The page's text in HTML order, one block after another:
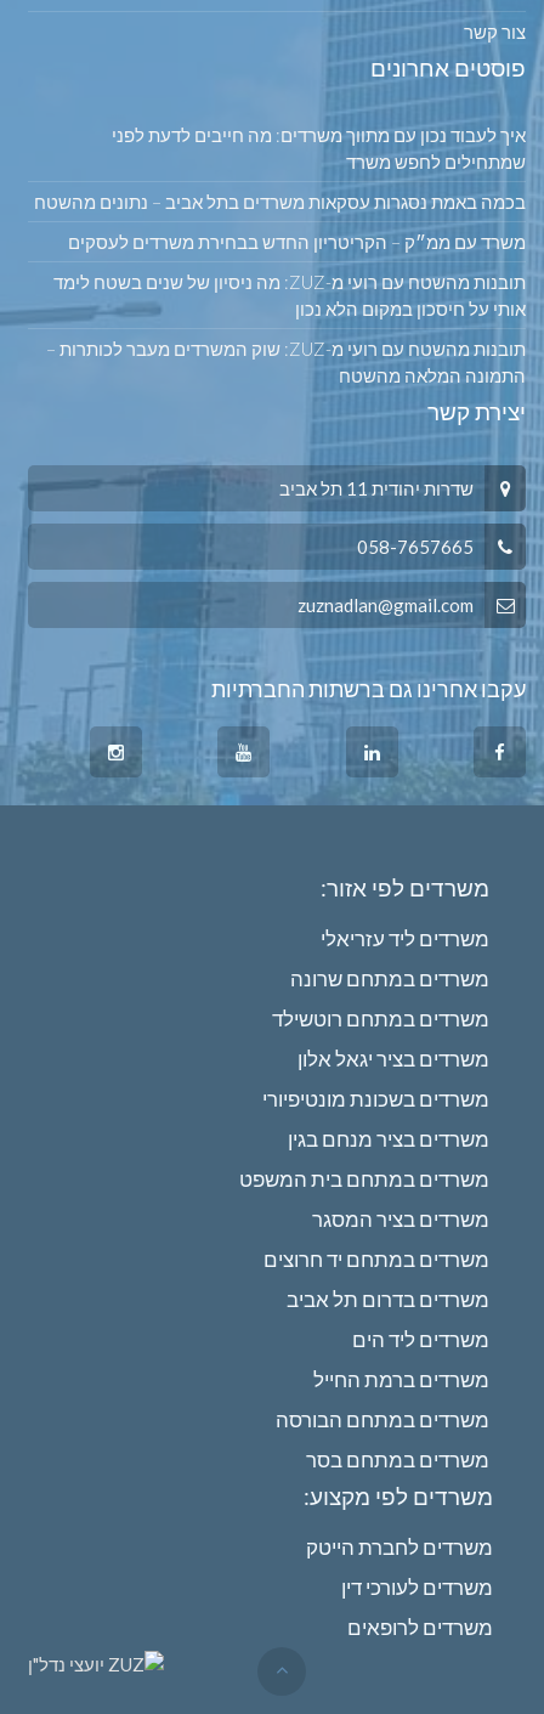
צור קשר
פוסטים אחרונים
איך לעבוד נכון עם מתווך משרדים: מה חייבים לדעת לפני
שמתחילים לחפש משרד
בכמה באמת נסגרות עסקאות משרדים בתל אביב – נתונים מהשטח
משרד עם ממ״ק – הקריטריון החדש בבחירת משרדים לעסקים
תובנות מהשטח עם רועי מ-ZUZ: מה ניסיון של שנים בשטח לימד
אותי על חיסכון במקום הלא נכון
תובנות מהשטח עם רועי מ-ZUZ: שוק המשרדים מעבר לכותרות –
התמונה המלאה מהשטח
יצירת קשר
שדרות יהודית 11 תל אביב
עקבו אחרינו גם ברשתות החברתיות
משרדים לפי אזור:
משרדים ליד עזריאלי
משרדים במתחם שרונה
משרדים במתחם רוטשילד
משרדים בציר יגאל אלון
משרדים בשכונת מונטיפיורי
משרדים בציר מנחם בגין
משרדים במתחם בית המשפט
משרדים בציר המסגר
משרדים במתחם יד חרוצים
משרדים בדרום תל אביב
משרדים ליד הים
משרדים ברמת החייל
משרדים במתחם הבורסה
משרדים במתחם בסר
משרדים לפי מקצוע:
משרדים לחברת הייטק
משרדים לעורכי דין
משרדים לרופאים